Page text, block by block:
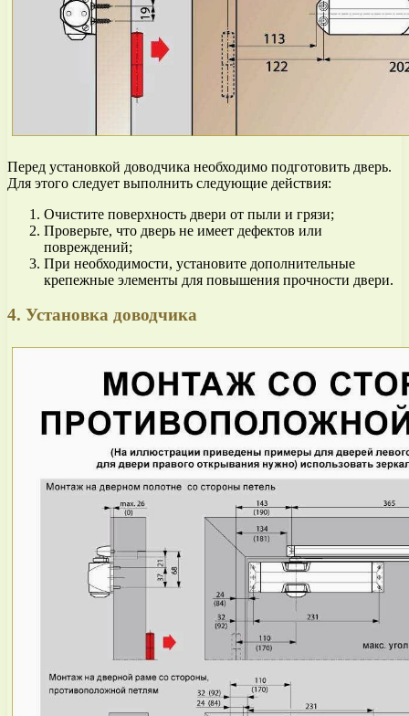
Перед установкой доводчика необходимо подготовить дверь.
Для этого следует выполнить следующие действия:
Очистите поверхность двери от пыли и грязи;
Проверьте, что дверь не имеет дефектов или
повреждений;
При необходимости, установите дополнительные
крепежные элементы для повышения прочности двери.
4. Установка доводчика